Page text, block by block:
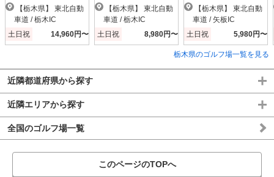
ＰＧＭ】
車道 / 栃木IC
土日祝
14,960円〜
車道 / 栃木IC
土日祝
8,980円〜
車道 / 矢板IC
土日祝
5,980円〜
栃木県のゴルフ場一覧を見る
近隣都道府県から探す
近隣エリアから探す
全国のゴルフ場一覧
このページのTOPへ